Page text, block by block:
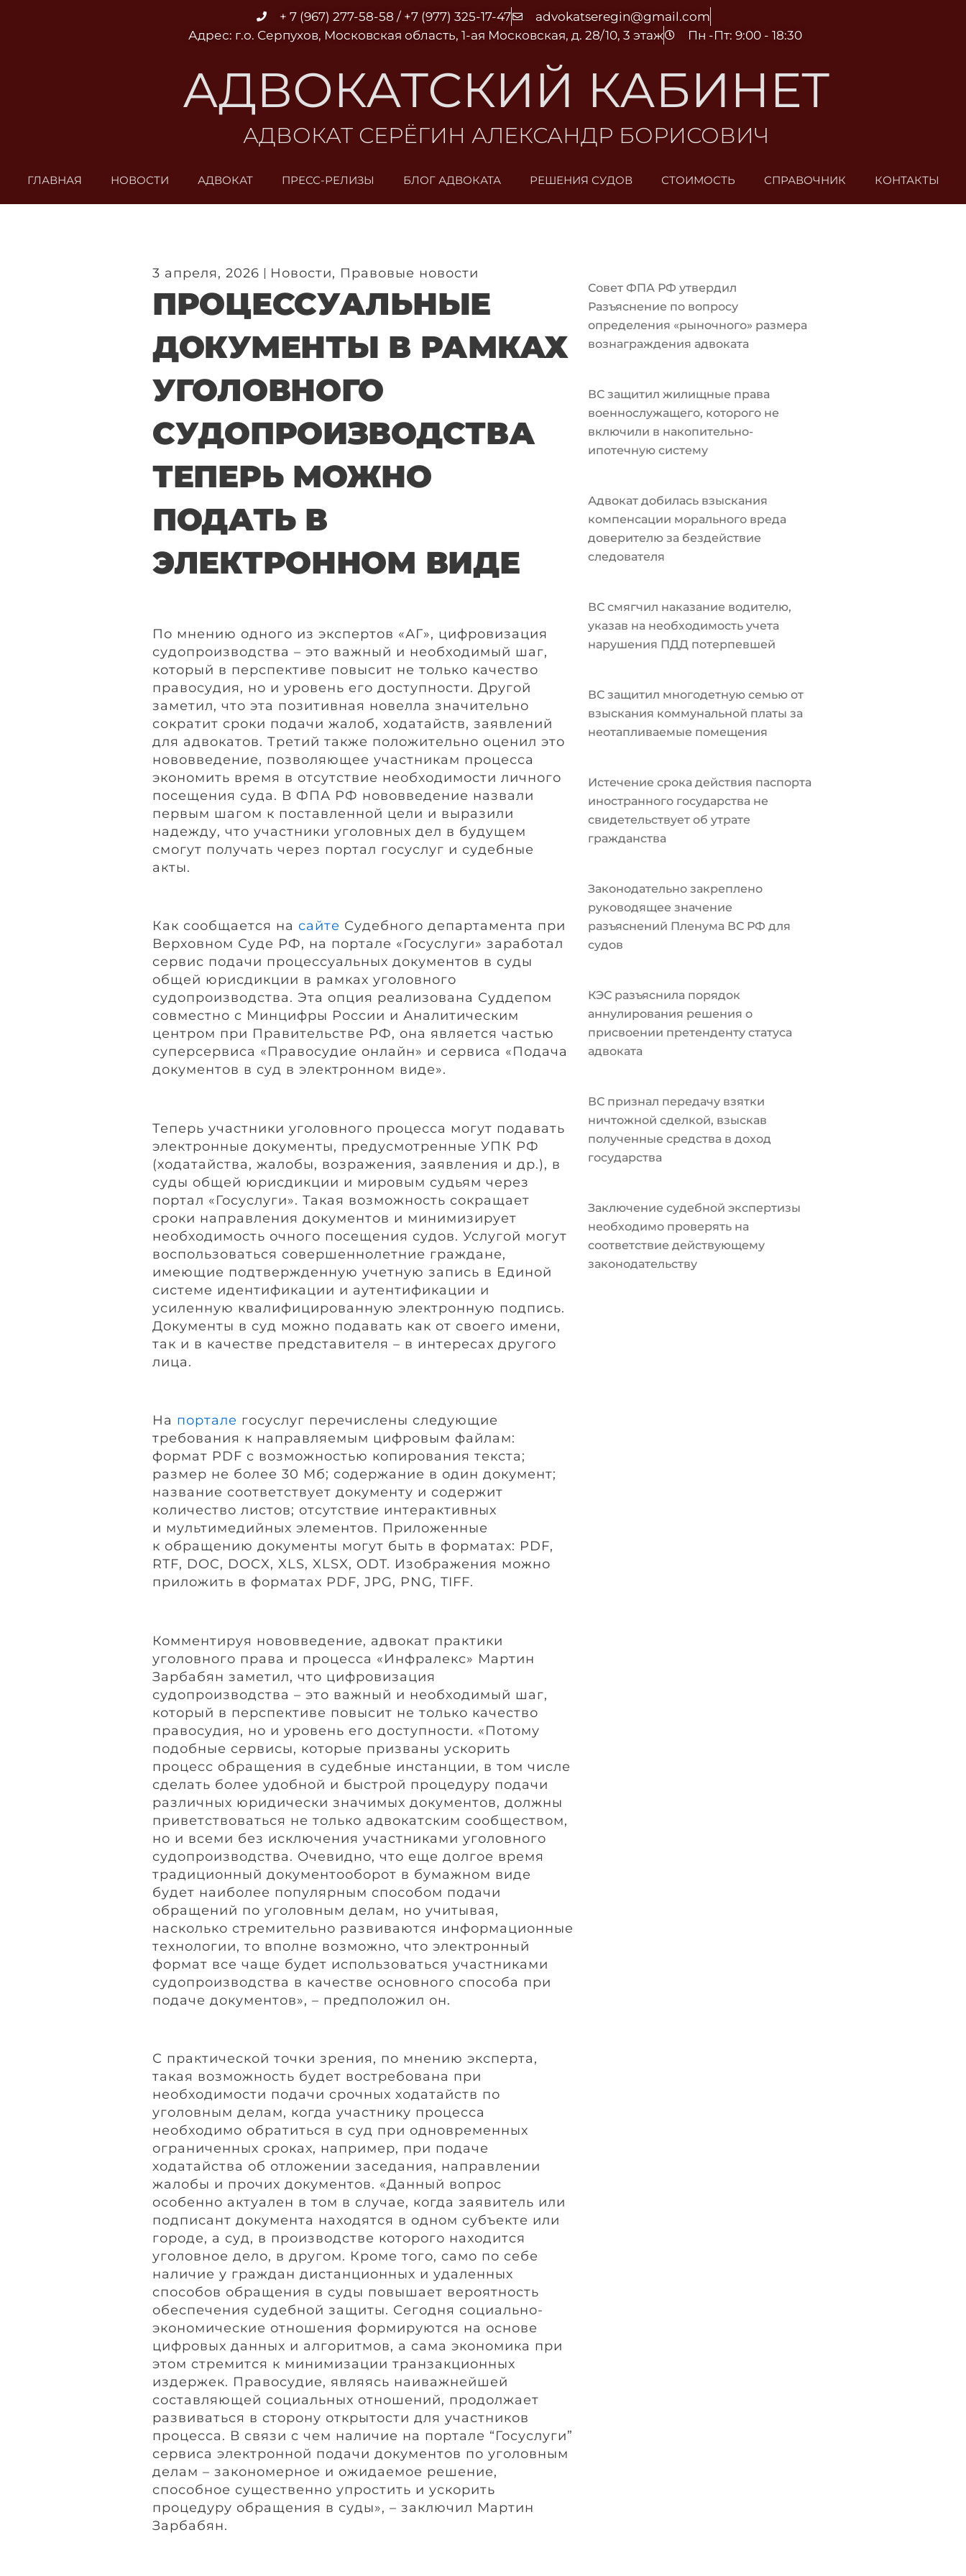
+ 7 (967) 277-58-58 / +7 (977) 325-17-47
advokatseregin@gmail.com
Адрес: г.о. Серпухов, Московская область, 1-ая Московская, д. 28/10, 3 этаж
Пн -Пт: 9:00 - 18:30
АДВОКАТСКИЙ КАБИНЕТ
АДВОКАТ СЕРЁГИН АЛЕКСАНДР БОРИСОВИЧ
ГЛАВНАЯ НОВОСТИ АДВОКАТ ПРЕСС-РЕЛИЗЫ БЛОГ АДВОКАТА РЕШЕНИЯ СУДОВ СТОИМОСТЬ СПРАВОЧНИК КОНТАКТЫ
3 апреля, 2026 Новости, Правовые новости
ПРОЦЕССУАЛЬНЫЕ
ДОКУМЕНТЫ В РАМКАХ
УГОЛОВНОГО
СУДОПРОИЗВОДСТВА
ТЕПЕРЬ МОЖНО
ПОДАТЬ В
ЭЛЕКТРОННОМ ВИДЕ
По мнению одного из экспертов «АГ», цифровизация
судопроизводства – это важный и необходимый шаг,
который в перспективе повысит не только качество
правосудия, но и уровень его доступности. Другой
заметил, что эта позитивная новелла значительно
сократит сроки подачи жалоб, ходатайств, заявлений
для адвокатов. Третий также положительно оценил это
нововведение, позволяющее участникам процесса
экономить время в отсутствие необходимости личного
посещения суда. В ФПА РФ нововведение назвали
первым шагом к поставленной цели и выразили
надежду, что участники уголовных дел в будущем
смогут получать через портал госуслуг и судебные
акты.
Как сообщается на сайте Судебного департамента при
Верховном Суде РФ, на портале «Госуслуги» заработал
сервис подачи процессуальных документов в суды
общей юрисдикции в рамках уголовного
судопроизводства. Эта опция реализована Суддепом
совместно с Минцифры России и Аналитическим
центром при Правительстве РФ, она является частью
суперсервиса «Правосудие онлайн» и сервиса «Подача
документов в суд в электронном виде».
Теперь участники уголовного процесса могут подавать
электронные документы, предусмотренные УПК РФ
(ходатайства, жалобы, возражения, заявления и др.), в
суды общей юрисдикции и мировым судьям через
портал «Госуслуги». Такая возможность сокращает
сроки направления документов и минимизирует
необходимость очного посещения судов. Услугой могут
воспользоваться совершеннолетние граждане,
имеющие подтвержденную учетную запись в Единой
системе идентификации и аутентификации и
усиленную квалифицированную электронную подпись.
Документы в суд можно подавать как от своего имени,
так и в качестве представителя – в интересах другого
лица.
На портале госуслуг перечислены следующие
требования к направляемым цифровым файлам:
формат PDF с возможностью копирования текста;
размер не более 30 Мб; содержание в один документ;
название соответствует документу и содержит
количество листов; отсутствие интерактивных
и мультимедийных элементов. Приложенные
к обращению документы могут быть в форматах: PDF,
RTF, DOC, DOCX, XLS, XLSX, ODT. Изображения можно
приложить в форматах PDF, JPG, PNG, TIFF.
Комментируя нововведение, адвокат практики
уголовного права и процесса «Инфралекс» Мартин
Зарбабян заметил, что цифровизация
судопроизводства – это важный и необходимый шаг,
который в перспективе повысит не только качество
правосудия, но и уровень его доступности. «Потому
подобные сервисы, которые призваны ускорить
процесс обращения в судебные инстанции, в том числе
сделать более удобной и быстрой процедуру подачи
различных юридически значимых документов, должны
приветствоваться не только адвокатским сообществом,
но и всеми без исключения участниками уголовного
судопроизводства. Очевидно, что еще долгое время
традиционный документооборот в бумажном виде
будет наиболее популярным способом подачи
обращений по уголовным делам, но учитывая,
насколько стремительно развиваются информационные
технологии, то вполне возможно, что электронный
формат все чаще будет использоваться участниками
судопроизводства в качестве основного способа при
подаче документов», – предположил он.
С практической точки зрения, по мнению эксперта,
такая возможность будет востребована при
необходимости подачи срочных ходатайств по
уголовным делам, когда участнику процесса
необходимо обратиться в суд при одновременных
ограниченных сроках, например, при подаче
ходатайства об отложении заседания, направлении
жалобы и прочих документов. «Данный вопрос
особенно актуален в том в случае, когда заявитель или
подписант документа находятся в одном субъекте или
городе, а суд, в производстве которого находится
уголовное дело, в другом. Кроме того, само по себе
наличие у граждан дистанционных и удаленных
способов обращения в суды повышает вероятность
обеспечения судебной защиты. Сегодня социально-
экономические отношения формируются на основе
цифровых данных и алгоритмов, а сама экономика при
этом стремится к минимизации транзакционных
издержек. Правосудие, являясь наиважнейшей
составляющей социальных отношений, продолжает
развиваться в сторону открытости для участников
процесса. В связи с чем наличие на портале “Госуслуги”
сервиса электронной подачи документов по уголовным
делам – закономерное и ожидаемое решение,
способное существенно упростить и ускорить
процедуру обращения в суды», – заключил Мартин
Зарбабян.
Совет ФПА РФ утвердил
Разъяснение по вопросу
определения «рыночного» размера
вознаграждения адвоката
ВС защитил жилищные права
военнослужащего, которого не
включили в накопительно-
ипотечную систему
Адвокат добилась взыскания
компенсации морального вреда
доверителю за бездействие
следователя
ВС смягчил наказание водителю,
указав на необходимость учета
нарушения ПДД потерпевшей
ВС защитил многодетную семью от
взыскания коммунальной платы за
неотапливаемые помещения
Истечение срока действия паспорта
иностранного государства не
свидетельствует об утрате
гражданства
Законодательно закреплено
руководящее значение
разъяснений Пленума ВС РФ для
судов
КЭС разъяснила порядок
аннулирования решения о
присвоении претенденту статуса
адвоката
ВС признал передачу взятки
ничтожной сделкой, взыскав
полученные средства в доход
государства
Заключение судебной экспертизы
необходимо проверять на
соответствие действующему
законодательству